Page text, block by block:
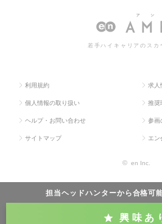
担当ヘッドハンターから合格可
興味あ
転職
若手ハイキャリアのスカ
利用規約 求人
個人情報の取り扱い 推奨
ヘルプ・お問い合わせ 参画
サイトマップ エン
© en Inc.